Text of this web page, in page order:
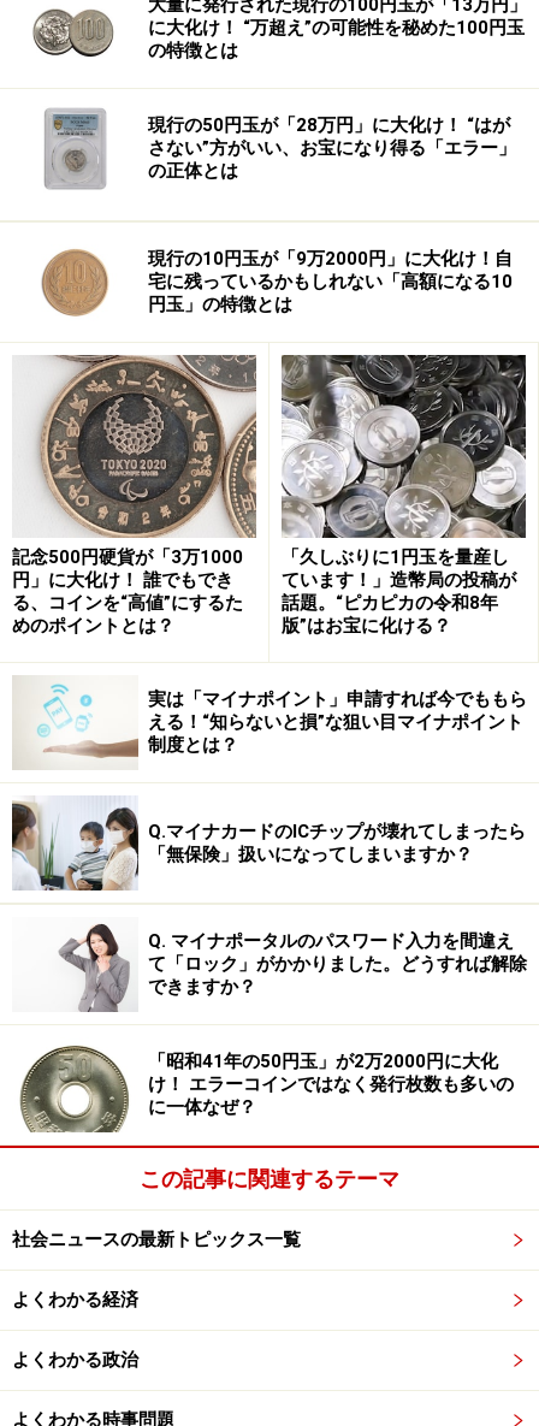
大量に発行された現行の100円玉が「13万円」
に大化け！ “万超え”の可能性を秘めた100円玉
の特徴とは
現行の50円玉が「28万円」に大化け！ “はが
さない”方がいい、お宝になり得る「エラー」
の正体とは
現行の10円玉が「9万2000円」に大化け！自
宅に残っているかもしれない「高額になる10
円玉」の特徴とは
記念500円硬貨が「3万1000
円」に大化け！ 誰でもでき
る、コインを“高値”にするた
めのポイントとは？
「久しぶりに1円玉を量産し
ています！」造幣局の投稿が
話題。“ピカピカの令和8年
版”はお宝に化ける？
実は「マイナポイント」申請すれば今でももら
える！“知らないと損”な狙い目マイナポイント
制度とは？
Q.マイナカードのICチップが壊れてしまったら
「無保険」扱いになってしまいますか？
Q. マイナポータルのパスワード入力を間違え
て「ロック」がかかりました。どうすれば解除
できますか？
「昭和41年の50円玉」が2万2000円に大化
け！ エラーコインではなく発行枚数も多いの
に一体なぜ？
この記事に関連するテーマ
社会ニュースの最新トピックス一覧
よくわかる経済
よくわかる政治
よくわかる時事問題